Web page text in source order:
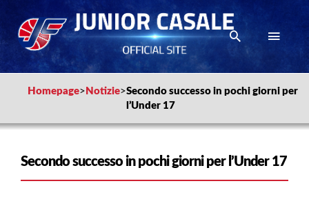
Homepage> Notizie>Secondo successo in pochi giorni per
l’Under 17
Secondo successo in pochi giorni per l’Under 17